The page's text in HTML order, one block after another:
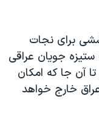
برای نجات
جويان عراقی
آن جا که امکان
خارج خواهد